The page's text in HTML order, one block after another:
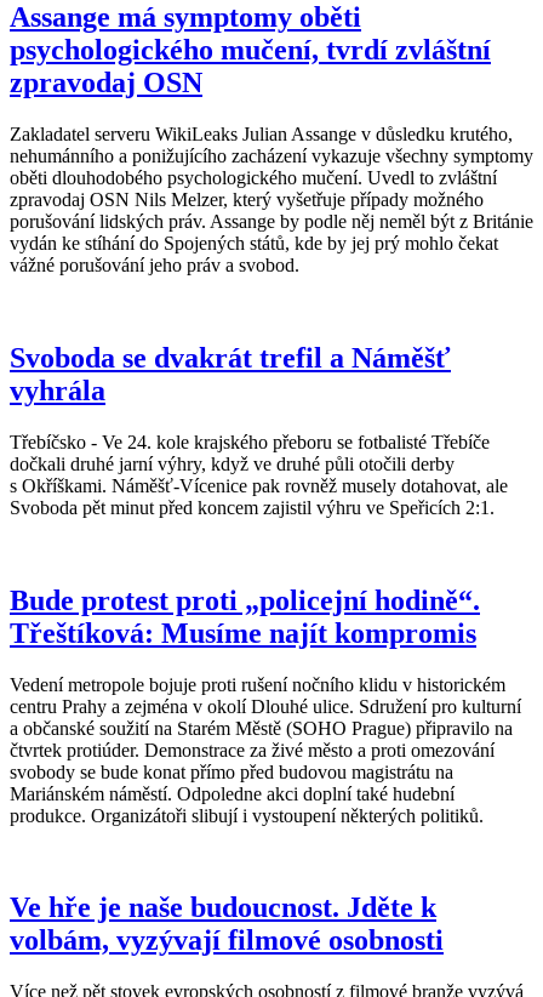
Assange má symptomy oběti
psychologického mučení, tvrdí zvláštní
zpravodaj OSN
Zakladatel serveru WikiLeaks Julian Assange v důsledku krutého,
nehumánního a ponižujícího zacházení vykazuje všechny symptomy
oběti dlouhodobého psychologického mučení. Uvedl to zvláštní
zpravodaj OSN Nils Melzer, který vyšetřuje případy možného
porušování lidských práv. Assange by podle něj neměl být z Británie
vydán ke stíhání do Spojených států, kde by jej prý mohlo čekat
vážné porušování jeho práv a svobod.
Svoboda se dvakrát trefil a Náměšť
vyhrála
Třebíčsko - Ve 24. kole krajského přeboru se fotbalisté Třebíče
dočkali druhé jarní výhry, když ve druhé půli otočili derby
s Okříškami. Náměšť-Vícenice pak rovněž musely dotahovat, ale
Svoboda pět minut před koncem zajistil výhru ve Speřicích 2:1.
Bude protest proti „policejní hodině“.
Třeštíková: Musíme najít kompromis
Vedení metropole bojuje proti rušení nočního klidu v historickém
centru Prahy a zejména v okolí Dlouhé ulice. Sdružení pro kulturní
a občanské soužití na Starém Městě (SOHO Prague) připravilo na
čtvrtek protiúder. Demonstrace za živé město a proti omezování
svobody se bude konat přímo před budovou magistrátu na
Mariánském náměstí. Odpoledne akci doplní také hudební
produkce. Organizátoři slibují i vystoupení některých politiků.
Ve hře je naše budoucnost. Jděte k
volbám, vyzývají filmové osobnosti
Více než pět stovek evropských osobností z filmové branže vyzývá